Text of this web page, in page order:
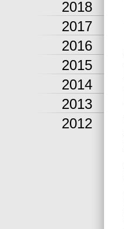
2018
2017
2016
2015
2014
2013
2012